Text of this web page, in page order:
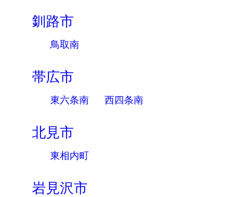
釧路市
鳥取南
帯広市
東六条南 西四条南
北見市
東相内町
岩見沢市